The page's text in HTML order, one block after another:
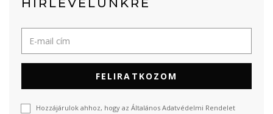
HÍRLEVELÜNKRE
FELIRATKOZOM
Hozzájárulok ahhoz, hogy az Általános Adatvédelmi Rendelet